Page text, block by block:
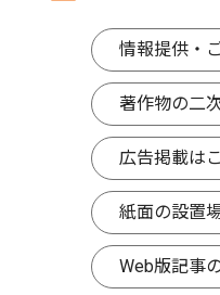
情報提供・
著作物の二
広告掲載は
紙面の設置
Web版記事